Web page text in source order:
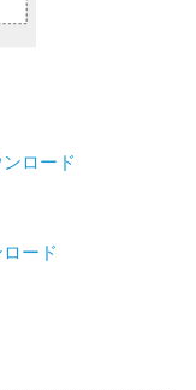
ロード
ード